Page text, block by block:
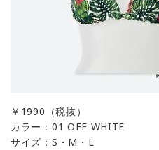
￥ 1990（税抜）
カラー：01 OFF WHITE
サイズ：S・M・L